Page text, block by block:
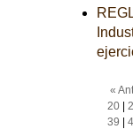
«
20|
39